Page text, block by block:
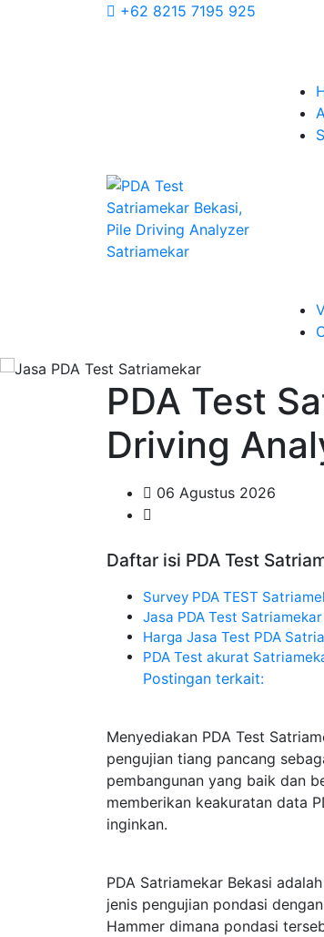
+62 8215 7195 925
PDA Test
Driving
06 Agustus 2026
Daftar isi PDA Test
Survey PDA TEST
Jasa PDA Test
Harga Jasa Test PDA
PDA Test akurat
Postingan terkait:
Menyediakan PDA Test
pengujian tiang pancang
pembangunan yang baik dan
memberikan keakuratan data
inginkan.
PDA Satriamekar Bekasi
jenis pengujian pondasi
Hammer dimana pondasi